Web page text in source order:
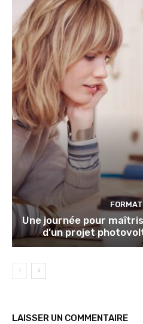
Une journée pour
d’un projet
LAISSER UN COMMENTAIRE